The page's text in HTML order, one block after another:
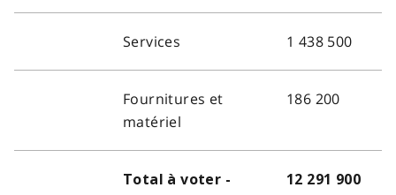
Services 1 438 500
Fournitures et
matériel
186 200
Total à voter -
12 291 900